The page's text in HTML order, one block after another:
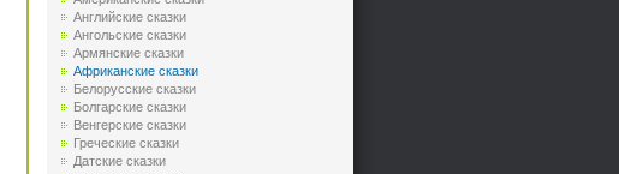
Английские сказки
Ангольские сказки
Армянские сказки
Африканские сказки
Белорусские сказки
Болгарские сказки
Венгерские сказки
Греческие сказки
Датские сказки